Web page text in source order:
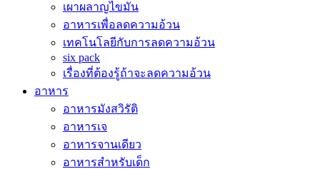
เผาผลาญไขมัน
อาหารเพื่อลดความอ้วน
เทคโนโลยีกับการลดความอ้วน
six pack
เรื่องที่ต้องรู้ถ้าจะลดความอ้วน
อาหาร
อาหารมังสวิรัติ
อาหารเจ
อาหารจานเดียว
อาหารสำหรับเด็ก